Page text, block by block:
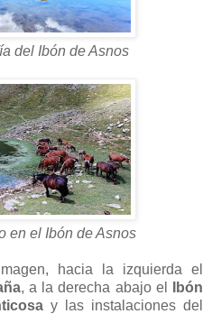
del Ibón de Asnos
en el Ibón de Asnos
hacia la izquierda el
, a la derecha abajo el
Ibón
y las instalaciones del